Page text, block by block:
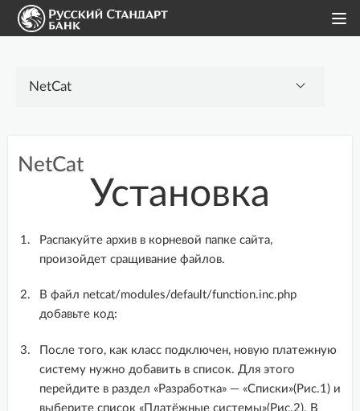
Модули для CMS
1С-Битрикс
1С:Предприятие 8.3
5CMS
AdvantShop
amoCRM
CS-Cart
Diafan CMS
Drupal + Ubercart
NetCat
Установка
Распакуйте архив в корневой папке сайта,
произойдет сращивание файлов.
В файл netcat/modules/default/function.inc.php
добавьте код:
После того, как класс подключен, новую платежную
систему нужно добавить в список. Для этого
перейдите в раздел «Разработка» — «Списки»(Рис.1) и
выберите список «Платёжные системы»(Рис.2). В